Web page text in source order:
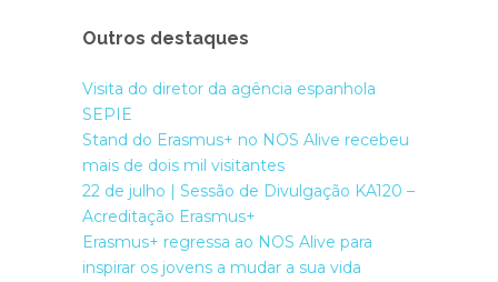
Outros destaques
Visita do diretor da agência espanhola
SEPIE
Stand do Erasmus+ no NOS Alive recebeu
mais de dois mil visitantes
22 de julho | Sessão de Divulgação KA120 –
Acreditação Erasmus+
Erasmus+ regressa ao NOS Alive para
inspirar os jovens a mudar a sua vida